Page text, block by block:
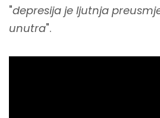
"depresija je ljutnja
unutra".